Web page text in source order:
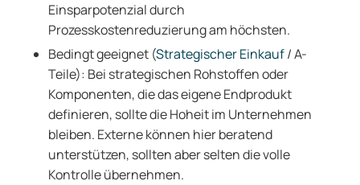
Einsparpotenzial durch
Prozesskostenreduzierung am höchsten.
Bedingt geeignet (Strategischer Einkauf/ A-
Teile): Bei strategischen Rohstoffen oder
Komponenten, die das eigene Endprodukt
definieren, sollte die Hoheit im Unternehmen
bleiben. Externe können hier beratend
unterstützen, sollten aber selten die volle
Kontrolle übernehmen.